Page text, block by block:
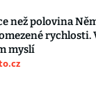
než polovina
rychlosti.
myslí